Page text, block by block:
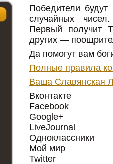
Победители
случайных
Первый получит
других —
Да помогут вам
Полные правила
Ваша Славянская
Вконтакте
Facebook
Google+
LiveJournal
Одноклассники
Мой мир
Twitter